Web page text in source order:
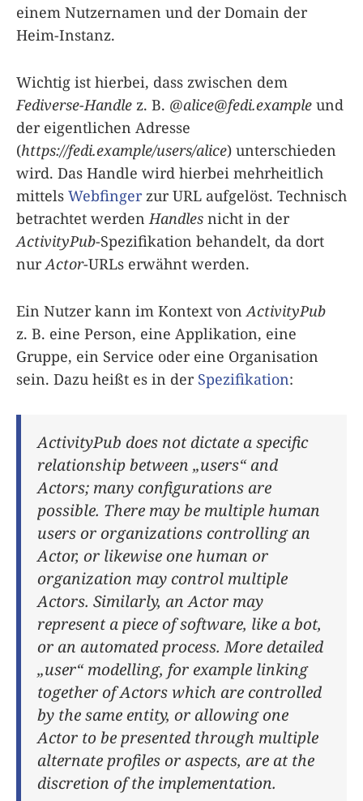
einem Nutzernamen und der Domain der
Heim-Instanz.
Wichtig ist hierbei, dass zwischen dem
Fediverse-Handle z. B. @alice@fedi.example und
der eigentlichen Adresse
(https://fedi.example/users/alice) unterschieden
wird. Das Handle wird hierbei mehrheitlich
mittels Webfingerzur URL aufgelöst. Technisch
betrachtet werden Handles nicht in der
ActivityPub-Spezifikation behandelt, da dort
nurActor-URLs erwähnt werden.
Ein Nutzer kann im Kontext von ActivityPub
z. B. eine Person, eine Applikation, eine
Gruppe, ein Service oder eine Organisation
sein. Dazu heißt es in der Spezifikation:
ActivityPub does not dictate a specific
relationship between „users“ and
Actors; many configurations are
possible. There may be multiple human
users or organizations controlling an
Actor, or likewise one human or
organization may control multiple
Actors. Similarly, an Actor may
represent a piece of software, like a bot,
or an automated process. More detailed
„user“ modelling, for example linking
together of Actors which are controlled
by the same entity, or allowing one
Actor to be presented through multiple
alternate profiles or aspects, are at the
discretion of the implementation.